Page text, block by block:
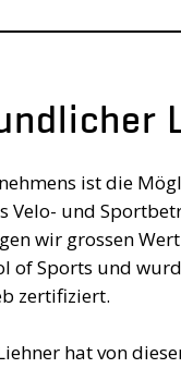
ist die
Velo- und
wir grossen
Sports und
zertifiziert.
hat von